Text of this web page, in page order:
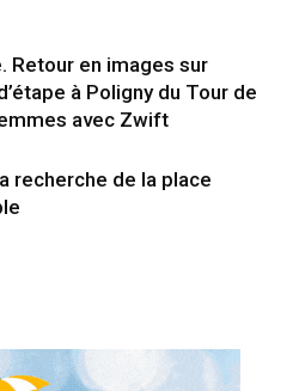
Retour en images sur
à Poligny du Tour de
avec Zwift
recherche de la place